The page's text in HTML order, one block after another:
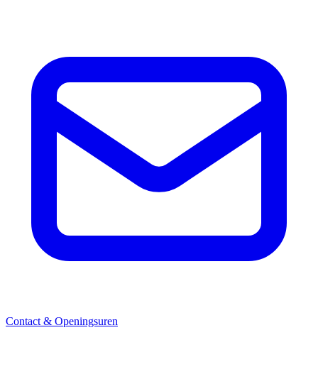
Contact & Openingsuren